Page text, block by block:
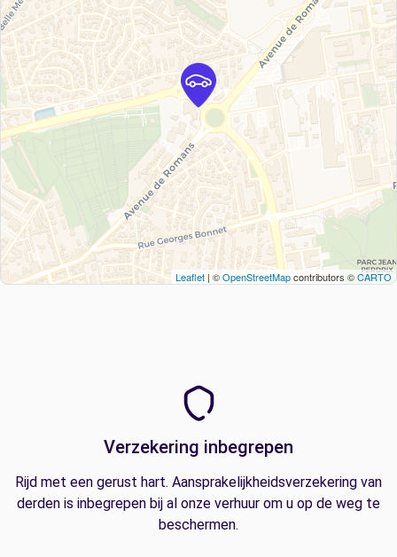
Leaflet | ©OpenStreetMapcontributors ©CARTO
Verzekering inbegrepen
Rijd met een gerust hart. Aansprakelijkheidsverzekering van
derden is inbegrepen bij al onze verhuur om u op de weg te
beschermen.